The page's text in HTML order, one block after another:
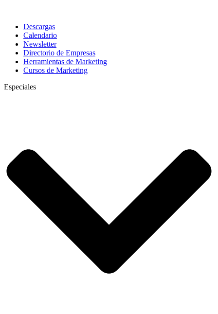
Descargas
Calendario
Newsletter
Directorio de Empresas
Herramientas de Marketing
Cursos de Marketing
Especiales